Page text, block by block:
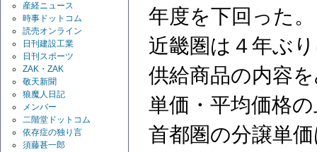
産経ニュース
時事ドットコム
読売オンライン
日刊建設工業
日刊スポーツ
ZAK・ZAK
敬天新聞
狼魔人日記
メンバー
二階堂ドットコム
依存症の独り言
須藤甚一郎
年度を下回った。
近畿圏は４年ぶ
供給商品の内容
単価・平均価格
首都圏の分譲単